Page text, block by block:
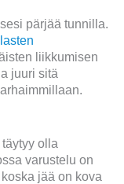
pärjää tunnilla.
liikkumisen
juuri sitä
olla
varustelu on
jää on kova